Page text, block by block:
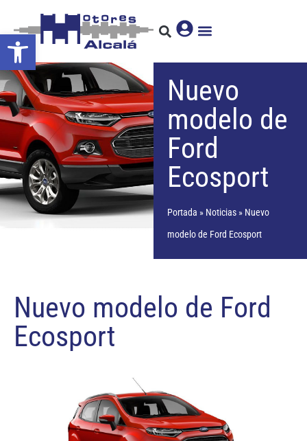
Abrir barra de herramientas
Nuevo
modelo de
Ford
Ecosport
Portada » Noticias » Nuevo
modelo de Ford Ecosport
Nuevo modelo de Ford
Ecosport